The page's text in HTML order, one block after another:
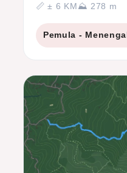
📏 ± 6 KM⛰ 278 m
Pemula -